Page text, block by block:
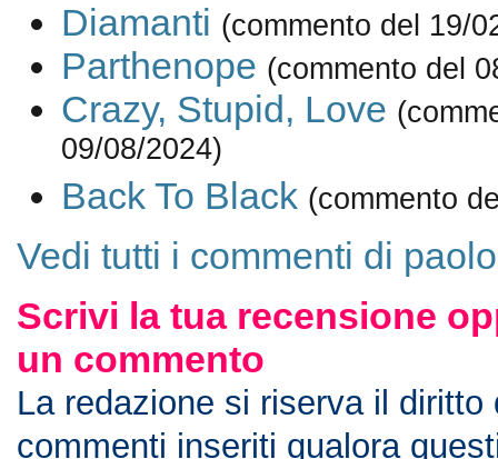
Diamanti (commento del 19/
Parthenope (commento del
Crazy, Stupid, Love
09/08/2024)
Back To Black (commento
Vedi tutti i commenti di
Scrivi la tua recensione
un commento
La redazione si riserva il diritto
commenti inseriti qualora